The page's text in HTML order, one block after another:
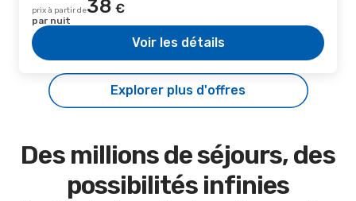
prix à partir de38 €
par nuit
Voir les détails
Explorer plus d'offres
Des millions de séjours, des
possibilités infinies